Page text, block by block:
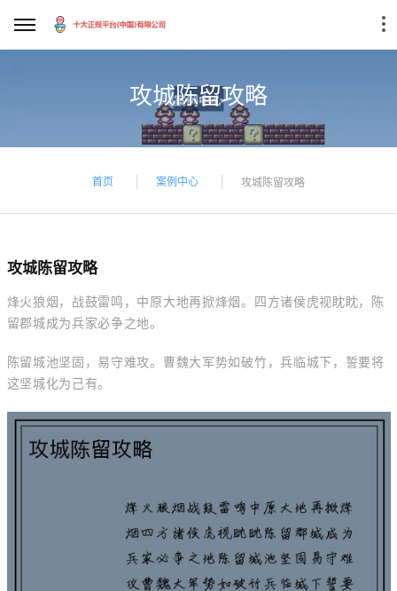
攻城陈留攻略
首页 案例中心 攻城陈留攻略
攻城陈留攻略
烽火狼烟，战鼓雷鸣，中原大地再掀烽烟。四方诸侯虎视眈眈，陈
留郡城成为兵家必争之地。
陈留城池坚固，易守难攻。曹魏大军势如破竹，兵临城下，誓要将
这坚城化为己有。